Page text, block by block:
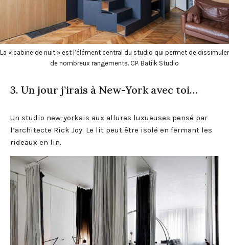
La « cabine de nuit » est l’élément central du studio qui permet de dissimuler
de nombreux rangements. CP. Batiik Studio
3. Un jour j’irais à New-York avec toi…
Un studio new-yorkais aux allures luxueuses pensé par
l’architecte Rick Joy. Le lit peut être isolé en fermant les
rideaux en lin.